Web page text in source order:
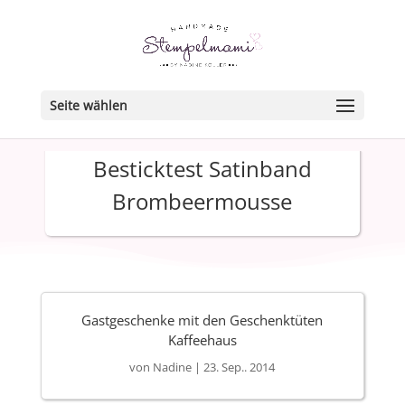
Seite wählen
Besticktest Satinband
Brombeermousse
Gastgeschenke mit den Geschenktüten
Kaffeehaus
von Nadine |23. Sep.. 2014